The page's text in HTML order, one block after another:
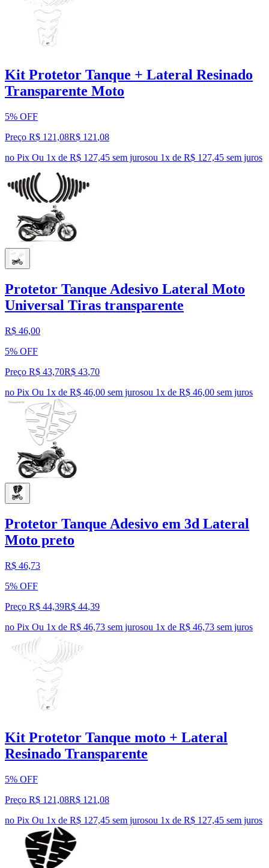
Kit Protetor Tanque + Lateral Resinado
Transparente Moto
5% OFF
Preço R$ 121,08R$ 121 ,08
no Pix Ou 1x de R$ 127,45 sem jurosou 1x de R$ 127,45 sem juros
Protetor Tanque Adesivo Lateral Moto
Universal Tiras transparente
R$ 46,00
5% OFF
Preço R$ 43,70R$ 43,70
no Pix Ou 1x de R$ 46,00 sem jurosou 1x de R$ 46,00 sem juros
Protetor Tanque Adesivo em 3d Lateral
Moto preto
R$ 46,73
5% OFF
Preço R$ 44,39R$ 44,39
no Pix Ou 1x de R$ 46,73 sem jurosou 1x de R$ 46,73 sem juros
Kit Protetor Tanque moto + Lateral
Resinado Transparente
5% OFF
Preço R$ 121,08R$ 121 ,08
no Pix Ou 1x de R$ 127,45 sem jurosou 1x de R$ 127,45 sem juros